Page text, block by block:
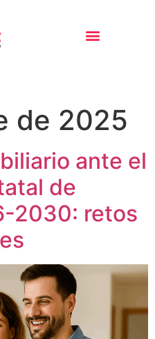
de 2025
ante el
de
2030: retos